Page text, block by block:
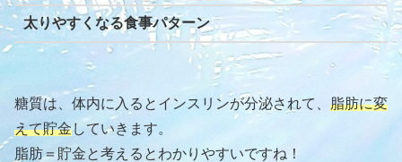
太りやすくなる食事パターン
糖質は、体内に入るとインスリンが分泌されて、 脂肪に変
えて貯金していきます。
脂肪＝貯金と考えるとわかりやすいですね！